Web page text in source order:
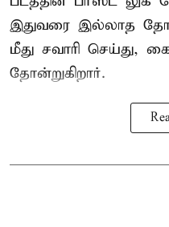
இதுவரை இல்லாத
மீது சவாரி செய்து,
தோன்றுகிறார்.